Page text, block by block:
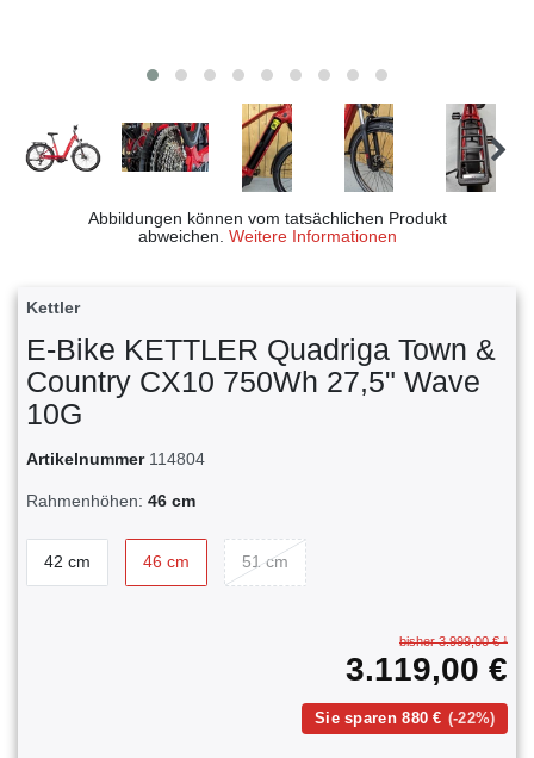
Abbildungen können vom tatsächlichen Produkt
abweichen. Weitere Informationen
Kettler
E-Bike KETTLER Quadriga Town &
Country CX10 750Wh 27,5" Wave
10G
Artikelnummer 114804
Rahmenhöhen: 46 cm
42 cm 46 cm 51 cm
bisher 3.999,00 € ¹
3.119,00 €
Sie sparen 880 € (-22%)